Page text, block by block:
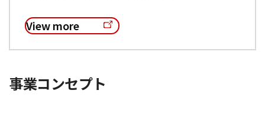
View more
事業コンセプト